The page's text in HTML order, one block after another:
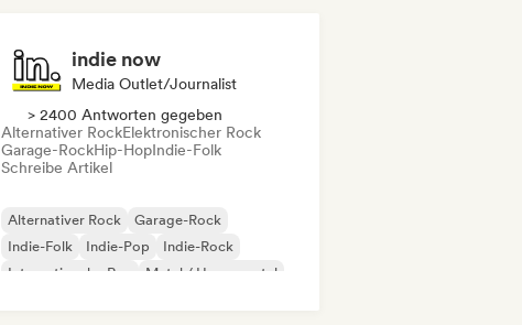
indie now
Media Outlet/Journalist
> 2400 Antworten gegeben
Alternativer RockElektronischer Rock
Garage-RockHip-HopIndie-Folk
Schreibe Artikel
Alternativer Rock
Garage-Rock
Indie-Folk
Indie-Pop
Indie-Rock
Internationaler Rap
Metal / Heavy metal